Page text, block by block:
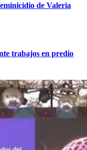
de Valeria
trabajos en predio